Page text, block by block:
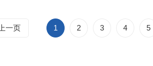
上一页 1 2 3 4 5